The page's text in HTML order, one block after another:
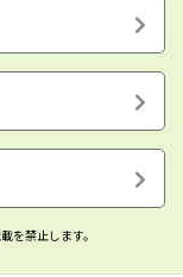
を禁止します。